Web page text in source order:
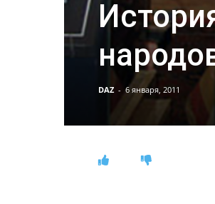
DAZ - 6 января, 2011